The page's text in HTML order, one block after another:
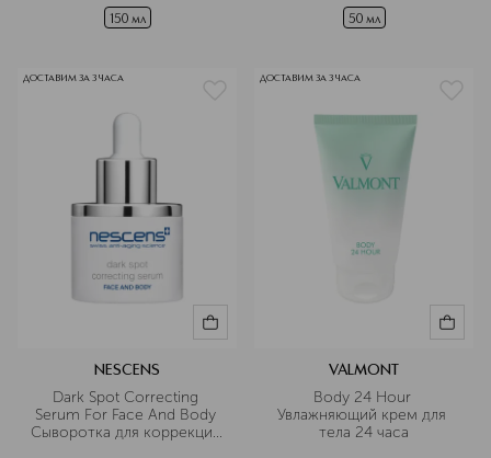
150 мл 50 мл
ДОСТАВИМ ЗА 3 ЧАСА
NESCENS
Dark Spot Correcting
Serum For Face And Body
Сыворотка для коррекции
ДОСТАВИМ ЗА 3 ЧАСА
VALMONT
Body 24 Hour
Увлажняющий крем для
тела 24 часа